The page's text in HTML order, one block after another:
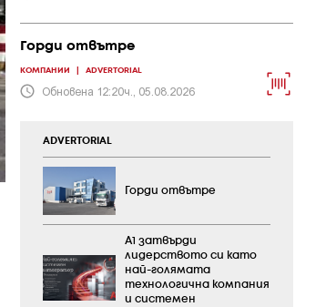
Горди отвътре
КОМПАНИИ ADVERTORIAL
Обновена 12:20ч., 05.08.2026
ADVERTORIAL
Горди отвътре
А1 затвърди
лидерството си като
най-голямата
технологична компания
и системен